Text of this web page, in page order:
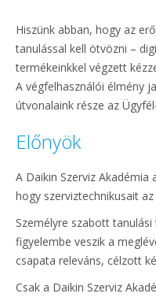
Hiszünk abban, hogy az
tanulással kell ötvözni –
termékeinkkel végzett
A végfelhasználói élmény
útvonalaink része az
Előnyök
A Daikin Szerviz
hogy szerviztechnikusait
Személyre szabott
figyelembe veszik a
csapata releváns, célzott
Csak a Daikin Szerviz